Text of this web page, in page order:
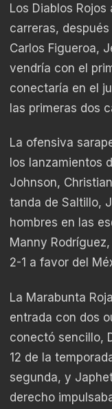
Los Diablos
carreras,
Carlos Figueroa,
vendría con el
conectaría en el
las primeras dos
La ofensiva
los lanzamientos
Johnson,
tanda de Saltillo,
hombres en las
Manny
2-1 a favor del
La Marabunta
entrada con dos
conectó sencillo,
12 de la
segunda, y
derecho